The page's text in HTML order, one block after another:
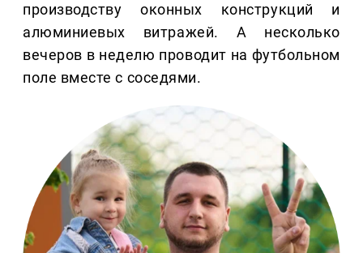
производству оконных конструкций и
алюминиевых витражей. А несколько
вечеров в неделю проводит на футбольном
поле вместе с соседями.